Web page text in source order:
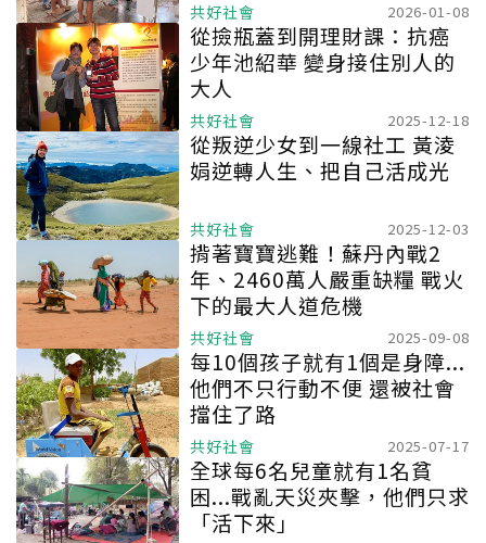
共好社會 2026-01-08
從撿瓶蓋到開理財課：抗癌
少年池紹華 變身接住別人的
大人
共好社會 2025-12-18
從叛逆少女到一線社工 黃淩
娟逆轉人生、把自己活成光
共好社會 2025-12-03
揹著寶寶逃難！蘇丹內戰2
年、2460萬人嚴重缺糧 戰火
下的最大人道危機
共好社會 2025-09-08
每10個孩子就有1個是身障...
他們不只行動不便 還被社會
擋住了路
共好社會 2025-07-17
全球每6名兒童就有1名貧
困...戰亂天災夾擊，他們只求
「活下來」